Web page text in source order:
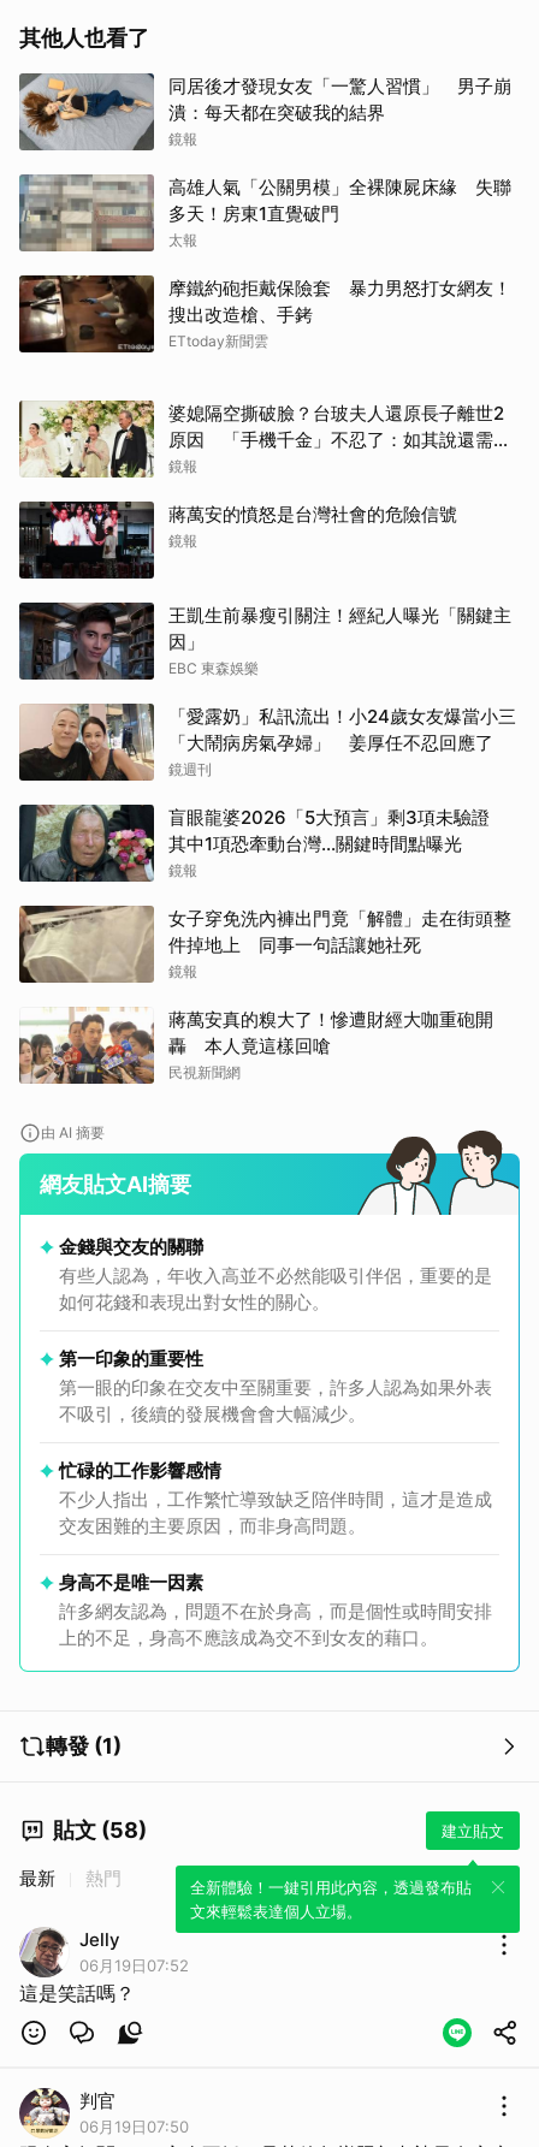
其他人也看了
同居後才發現女友「一驚人習慣」 男子崩
潰：每天都在突破我的結界
鏡報
高雄人氣「公關男模」全裸陳屍床緣 失聯
多天！房東1直覺破門
太報
摩鐵約砲拒戴保險套 暴力男怒打女網友！
搜出改造槍、手銬
ETtoday新聞雲
婆媳隔空撕破臉？台玻夫人還原長子離世2
原因 「手機千金」不忍了：如其說還需要
離開嗎？
鏡報
蔣萬安的憤怒是台灣社會的危險信號
鏡報
王凱生前暴瘦引關注！經紀人曝光「關鍵主
因」
EBC 東森娛樂
「愛露奶」私訊流出！小24歲女友爆當小三
「大鬧病房氣孕婦」 姜厚任不忍回應了
鏡週刊
盲眼龍婆2026「5大預言」剩3項未驗證
其中1項恐牽動台灣...關鍵時間點曝光
鏡報
女子穿免洗內褲出門竟「解體」走在街頭整
件掉地上 同事一句話讓她社死
鏡報
蔣萬安真的糗大了！慘遭財經大咖重砲開
轟 本人竟這樣回嗆
民視新聞網
由 AI 摘要
網友貼文AI摘要
金錢與交友的關聯
有些人認為，年收入高並不必然能吸引伴侶，重要的是
如何花錢和表現出對女性的關心。
第一印象的重要性
第一眼的印象在交友中至關重要，許多人認為如果外表
不吸引，後續的發展機會會大幅減少。
忙碌的工作影響感情
不少人指出，工作繁忙導致缺乏陪伴時間，這才是造成
交友困難的主要原因，而非身高問題。
身高不是唯一因素
許多網友認為，問題不在於身高，而是個性或時間安排
上的不足，身高不應該成為交不到女友的藉口。
轉發 (1)
貼文 (58) 建立貼文
全新體驗！一鍵引用此內容，透過發布貼
文來輕鬆表達個人立場。
最新 熱門
Jelly
06月19日07:52
這是笑話嗎？
判官
06月19日07:50
取消